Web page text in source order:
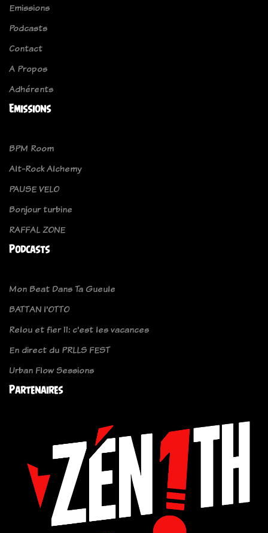
Emissions
Podcasts
Contact
A Propos
Adhérents
Emissions
BPM Room
Alt-Rock Alchemy
PAUSE VELO
Bonjour turbine
RAFFAL ZONE
Podcasts
Mon Beat Dans Ta Gueule
BATTAN l'OTTO
Relou et fier 11: c'est les vacances
En direct du PRLLS FEST
Urban Flow Sessions
Partenaires